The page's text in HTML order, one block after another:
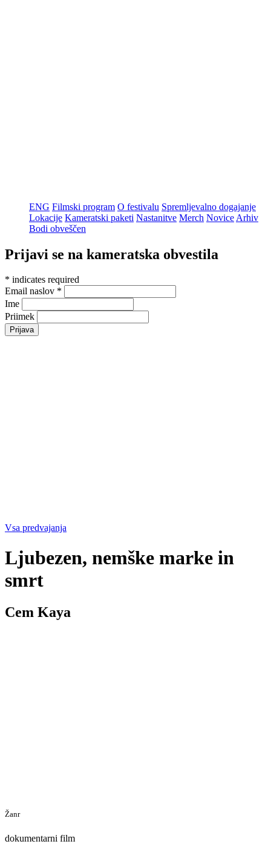
ENG Filmski program O festivalu Spremljevalno dogajanje
Lokacije Kameratski paketi Nastanitve Merch Novice Arhiv
Bodi obveščen
Prijavi se na kameratska obvestila
* indicates required
Email naslov *
Ime
Priimek
Vsa predvajanja
Ljubezen, nemške marke in
smrt
Cem Kaya
Žanr
dokumentarni film